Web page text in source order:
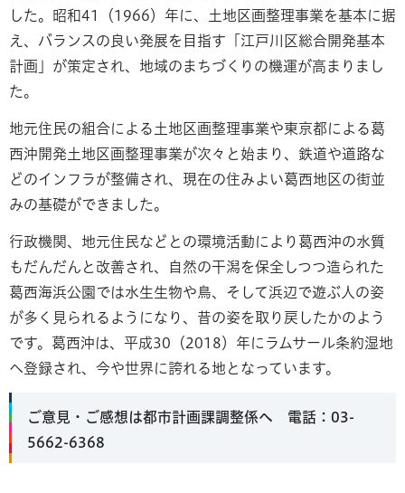
した。昭和41（1966）年に、土地区画整理事業を基本に据
え、バランスの良い発展を目指す「江戸川区総合開発基本
計画」が策定され、地域のまちづくりの機運が高まりまし
た。
地元住民の組合による土地区画整理事業や東京都による葛
西沖開発土地区画整理事業が次々と始まり、鉄道や道路な
どのインフラが整備され、現在の住みよい葛西地区の街並
みの基礎ができました。
行政機関、地元住民などとの環境活動により葛西沖の水質
もだんだんと改善され、自然の干潟を保全しつつ造られた
葛西海浜公園では水生生物や鳥、そして浜辺で遊ぶ人の姿
が多く見られるようになり、昔の姿を取り戻したかのよう
です。葛西沖は、平成30（2018）年にラムサール条約湿地
へ登録され、今や世界に誇れる地となっています。
ご意見・ご感想は都市計画課調整係へ 電話：03-
5662-6368